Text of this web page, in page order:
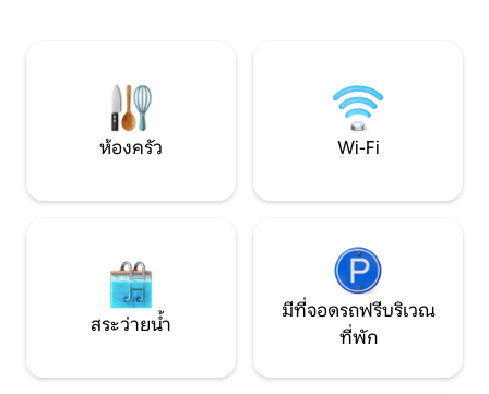
สู่ระเบียงแรกโดยตรง - มีโต๊ะรับประทาน
อาหารและเก้าอี้ วิวจากระเบียงมองเห็นอัล
ฮัมบราและมหาวิหาร มีห้องนั่งเล่นเพิ่มเติม
บนชั้นสอง มีโซฟาเบด 2 ตัวและทีวี ห้องรับ
สำหรับ 10 คน และอยู่ติดกับห้องครัวที่มี
เครื่องซักผ้าผสมเครื่องอบผ้า เครื่องล้าง
จาน ตู้เย็น และตู้แช่แข็ง สามห้องนอน มี
ห้องนอนเตียงคู่สองห้องและห้องนอน
เตียงเดี่ยวสองห้อง ห้องพักเตียงคู่แต่ละ
มีขนาด 90x200 ซม. ห้องพักทุกห้องมีตู้
ห้องครัว Wi-Fi
สระว่ายน้ำ
มีที่จอดรถฟรีบริเวณ
ที่พัก